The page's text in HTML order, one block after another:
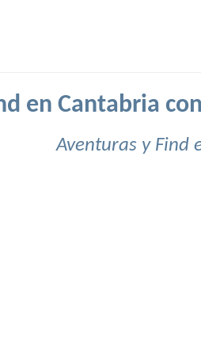
en Cantabria
Aventuras y Find